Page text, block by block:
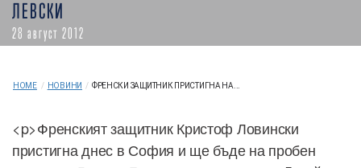
ЛЕВСКИ
28 август 2012
HOME / НОВИНИ / ФРЕНСКИ ЗАЩИТНИК ПРИСТИГНА НА...
<p>Френският защитник Кристоф Ловински
пристигна днес в София и ще бъде на пробен